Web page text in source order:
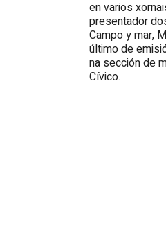
en varios
presentador
Campo y mar,
último de
na sección de
Cívico.